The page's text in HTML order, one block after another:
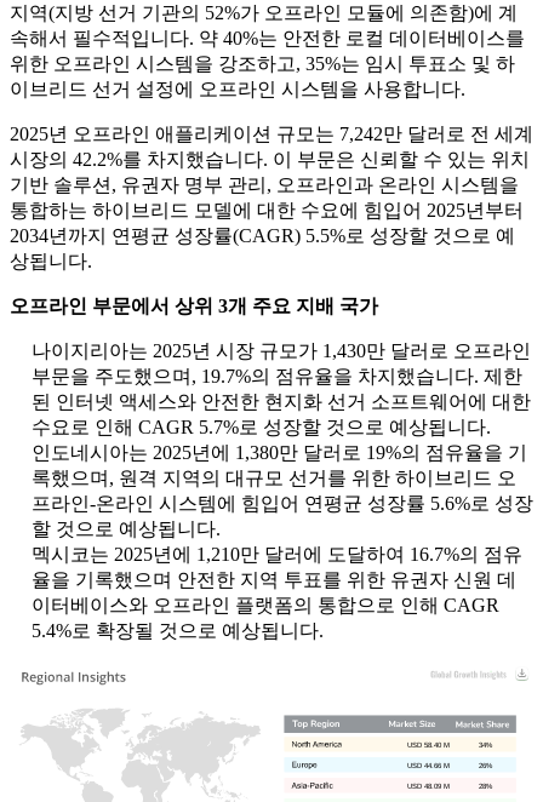
지역(지방 선거 기관의 52%가 오프라인 모듈에 의존함)에 계
속해서 필수적입니다. 약 40%는 안전한 로컬 데이터베이스를
위한 오프라인 시스템을 강조하고, 35%는 임시 투표소 및 하
이브리드 선거 설정에 오프라인 시스템을 사용합니다.
2025년 오프라인 애플리케이션 규모는 7,242만 달러로 전 세계
시장의 42.2%를 차지했습니다. 이 부문은 신뢰할 수 있는 위치
기반 솔루션, 유권자 명부 관리, 오프라인과 온라인 시스템을
통합하는 하이브리드 모델에 대한 수요에 힘입어 2025년부터
2034년까지 연평균 성장률(CAGR) 5.5%로 성장할 것으로 예
상됩니다.
오프라인 부문에서 상위 3개 주요 지배 국가
나이지리아는 2025년 시장 규모가 1,430만 달러로 오프라인
부문을 주도했으며, 19.7%의 점유율을 차지했습니다. 제한
된 인터넷 액세스와 안전한 현지화 선거 소프트웨어에 대한
수요로 인해 CAGR 5.7%로 성장할 것으로 예상됩니다.
인도네시아는 2025년에 1,380만 달러로 19%의 점유율을 기
록했으며, 원격 지역의 대규모 선거를 위한 하이브리드 오
프라인-온라인 시스템에 힘입어 연평균 성장률 5.6%로 성장
할 것으로 예상됩니다.
멕시코는 2025년에 1,210만 달러에 도달하여 16.7%의 점유
율을 기록했으며 안전한 지역 투표를 위한 유권자 신원 데
이터베이스와 오프라인 플랫폼의 통합으로 인해 CAGR
5.4%로 확장될 것으로 예상됩니다.
28%
USD 48.09 M
26%
USD 44.66 M
34%
USD 58.40 M